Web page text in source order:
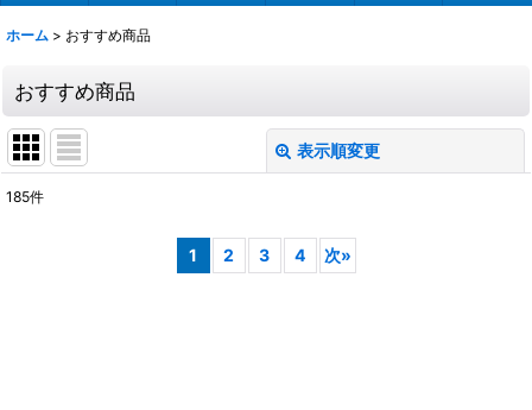
ホーム > おすすめ商品
おすすめ商品
表示順変更
185件
1 2 3 4 次»